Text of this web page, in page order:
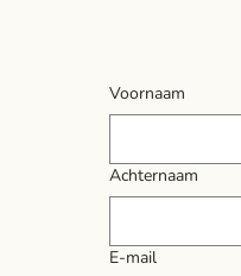
Voornaam
Achternaam
E-mail